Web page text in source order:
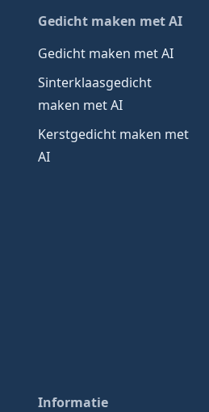
Gedicht maken met AI
Gedicht maken met AI
Sinterklaasgedicht
maken met AI
Kerstgedicht maken met
AI
Informatie